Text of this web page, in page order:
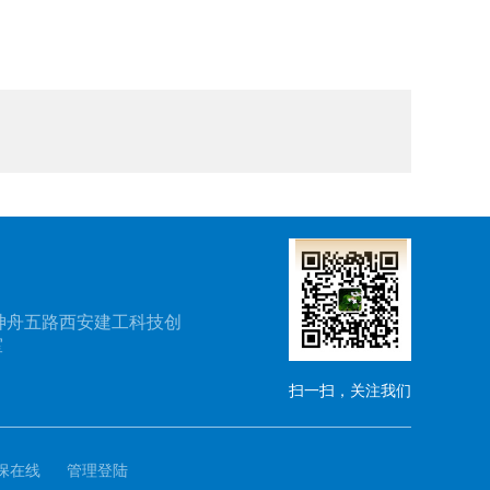
五路西安建工科技创
扫一扫，关注我们
在线 管理登陆